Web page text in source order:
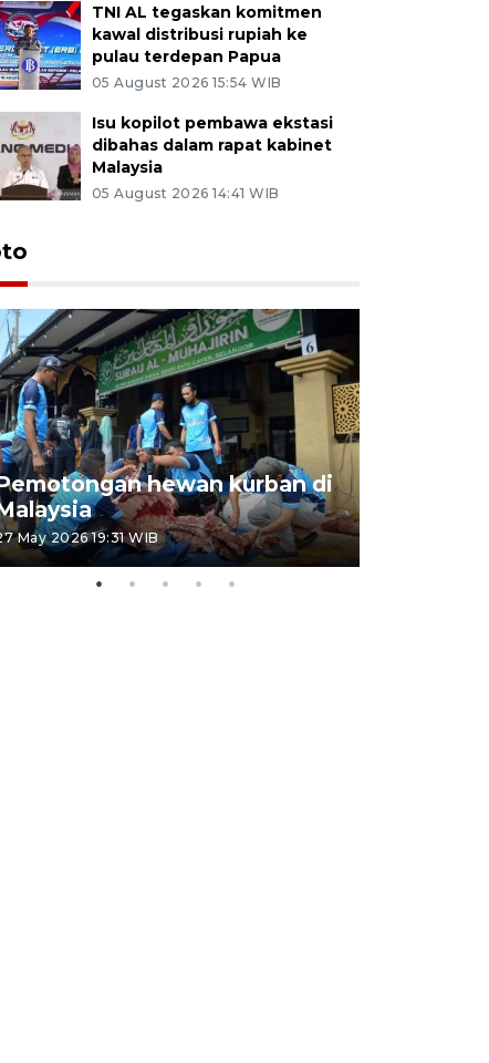
TNI AL tegaskan komitmen
kawal distribusi rupiah ke
pulau terdepan Papua
05 August 2026 15:54 WIB
Isu kopilot pembawa ekstasi
dibahas dalam rapat kabinet
Malaysia
05 August 2026 14:41 WIB
hewan kurban di
May 2026 19:31 WIB